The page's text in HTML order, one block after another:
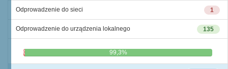
1
Odprowadzenie do sieci
135
Odprowadzenie do urządzenia lokalnego
0,7% 99,3%